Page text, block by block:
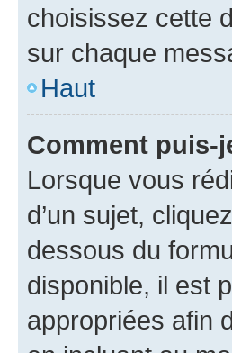
choisissez cette
sur chaque
Haut
Comment puis-
Lorsque vous
d’un sujet,
dessous du
disponible, il est
appropriées afin